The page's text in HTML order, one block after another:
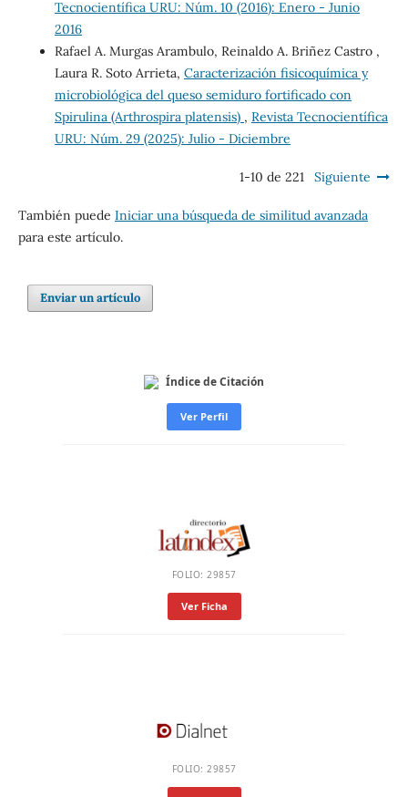
Tecnocientífica URU: Núm. 10 (2016): Enero - Junio
2016
Rafael A. Murgas Arambulo, Reinaldo A. Briñez Castro ,
Laura R. Soto Arrieta, Caracterización fisicoquímica y
microbiológica del queso semiduro fortificado con
Spirulina (Arthrospira platensis) , Revista Tecnocientífica
URU: Núm. 29 (2025): Julio - Diciembre
1-10 de 221 Siguiente
También puede Iniciar una búsqueda de similitud avanzada
para este artículo.
Enviar un artículo
Índice de Citación
Ver Perfil
FOLIO: 29857
Ver Ficha
FOLIO: 29857